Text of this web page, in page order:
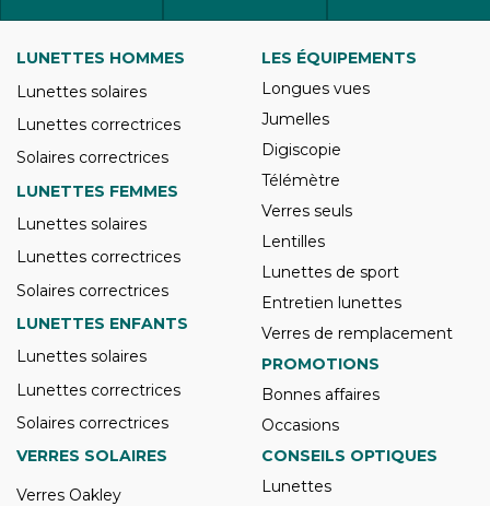
LUNETTES HOMMES
Lunettes solaires
Lunettes correctrices
Solaires correctrices
LUNETTES FEMMES
Lunettes solaires
Lunettes correctrices
Solaires correctrices
LUNETTES ENFANTS
Lunettes solaires
Lunettes correctrices
Solaires correctrices
LES ÉQUIPEMENTS
Longues vues
Jumelles
Digiscopie
Télémètre
Verres seuls
Lentilles
Lunettes de sport
Entretien lunettes
Verres de remplacement
PROMOTIONS
Bonnes affaires
Occasions
VERRES SOLAIRES
Verres Oakley
CONSEILS OPTIQUES
Lunettes